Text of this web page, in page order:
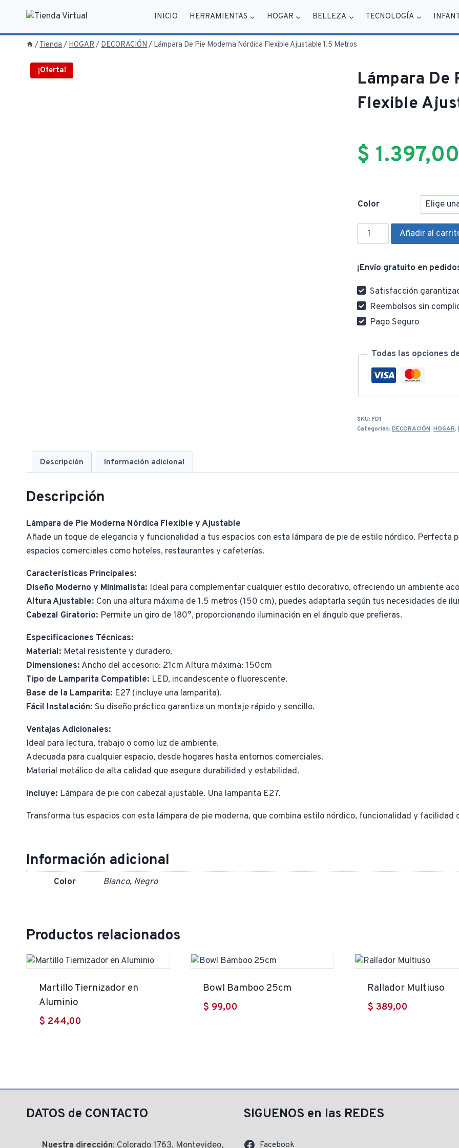
contenido
INICIO HERRAMIENTAS HOGAR BELLEZA TECNOLOGÍA
/Tienda/HOGAR/DECORACIÓN/ Lámpara De Pie Moderna Nórdica Flexible Ajustable 1.5 Metros
¡Oferta!
Lámpara De
Flexible
$ 1.397,00
Color
Lámpara
De
Moderna
Nórdica
Flexible
Ajustable
1.5
cantidad
Añadir al
¡Envío gratuito en
Satisfacción
Reembolsos sin
Pago Seguro
Todas las opciones
SKU: FD1
Categorías: DECORACIÓN, HOGAR,
Descripción Información adicional
Descripción
Lámpara de Pie Moderna Nórdica Flexible y Ajustable
Añade un toque de elegancia y funcionalidad a tus espacios con esta lámpara de pie de estilo nórdico. Perfecta
espacios comerciales como hoteles, restaurantes y cafeterías.
Características Principales:
Diseño Moderno y Minimalista: Ideal para complementar cualquier estilo decorativo, ofreciendo un ambiente
Altura Ajustable: Con una altura máxima de 1.5 metros (150 cm), puedes adaptarla según tus necesidades de
Cabezal Giratorio: Permite un giro de 180°, proporcionando iluminación en el ángulo que prefieras.
Especificaciones Técnicas:
Material: Metal resistente y duradero.
Dimensiones: Ancho del accesorio: 21cm Altura máxima: 150cm
Tipo de Lamparita Compatible: LED, incandescente o fluorescente.
Base de la Lamparita: E27 (incluye una lamparita).
Fácil Instalación: Su diseño práctico garantiza un montaje rápido y sencillo.
Ventajas Adicionales:
Ideal para lectura, trabajo o como luz de ambiente.
Adecuada para cualquier espacio, desde hogares hasta entornos comerciales.
Material metálico de alta calidad que asegura durabilidad y estabilidad.
Incluye: Lámpara de pie con cabezal ajustable. Una lamparita E27.
Transforma tus espacios con esta lámpara de pie moderna, que combina estilo nórdico, funcionalidad y facilidad
Información adicional
Color Blanco, Negro
Productos relacionados
Martillo Tiernizador en
Aluminio
$ 244,00
Bowl Bamboo 25cm
$ 99,00
Rallador Multiuso
$ 389,00
DATOS de CONTACTO
Nuestra dirección: Colorado 1763, Montevideo,
SIGUENOS en las REDES
Facebook